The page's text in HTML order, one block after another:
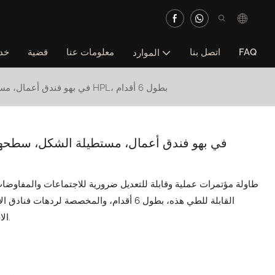
قضية معلومات عنا الموارد اتصل بنا FAQ
طاولة مؤتمرات قابلة للطي من IBM في بهو فندق أعمال، مستطيلة الشكل، سطحها مصنوع من مادة HPL، بطول 6 أقدام
طاولة مؤتمرات عملية وقابلة للتعديل ضرورية للاجتماعات
الاحترافي ووظائفها العملية، خيارًا مثاليًا لأماكن العمل.